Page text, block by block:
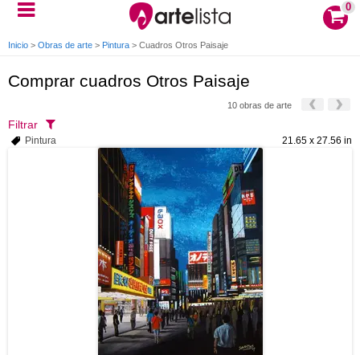
0
Inicio > Obras de arte > Pintura > Cuadros Otros Paisaje
Comprar cuadros Otros Paisaje
10 obras de arte
Filtrar
21.65 x 27.56 in
Pintura